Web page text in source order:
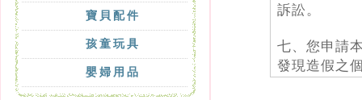
寶貝配件
孩童玩具
嬰婦用品